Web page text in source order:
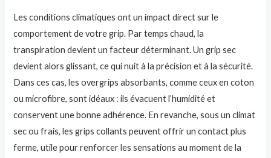
Les conditions climatiques ont un impact direct sur le
comportement de votre grip. Par temps chaud, la
transpiration devient un facteur déterminant. Un grip sec
devient alors glissant, ce qui nuit à la précision et à la sécurité.
Dans ces cas, les overgrips absorbants, comme ceux en coton
ou microfibre, sont idéaux : ils évacuent l’humidité et
conservent une bonne adhérence. En revanche, sous un climat
sec ou frais, les grips collants peuvent offrir un contact plus
ferme, utile pour renforcer les sensations au moment de la